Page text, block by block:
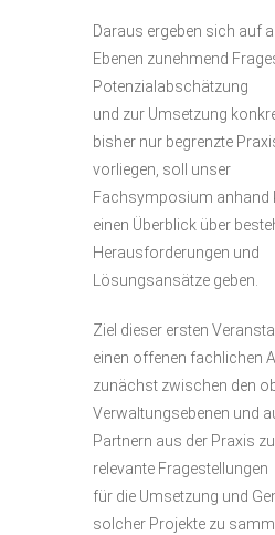
Daraus ergeben sich auf
Ebenen zunehmend
Potenzialabschätzung
und zur Umsetzung
bisher nur begrenzte
vorliegen, soll unser
Fachsymposium anhand
einen Überblick über
Herausforderungen und
Lösungsansätze geben.
Ziel dieser ersten
einen offenen fachlichen
zunächst zwischen den
Verwaltungsebenen und
Partnern aus der Praxis
relevante Fragestellungen
für die Umsetzung und
solcher Projekte zu